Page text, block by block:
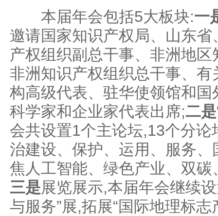
本届年会包括5大板块:一
邀请国家知识产权局、山东
产权组织副总干事、非洲地
非洲知识产权组织总干事、
构高级代表、驻华使领馆和
科学家和企业家代表出席;二是
会共设置1个主论坛,13个分
治建设、保护、运用、服务
焦人工智能、绿色产业、双
三是展览展示,本届年会继续
与服务”展,拓展“国际地理标